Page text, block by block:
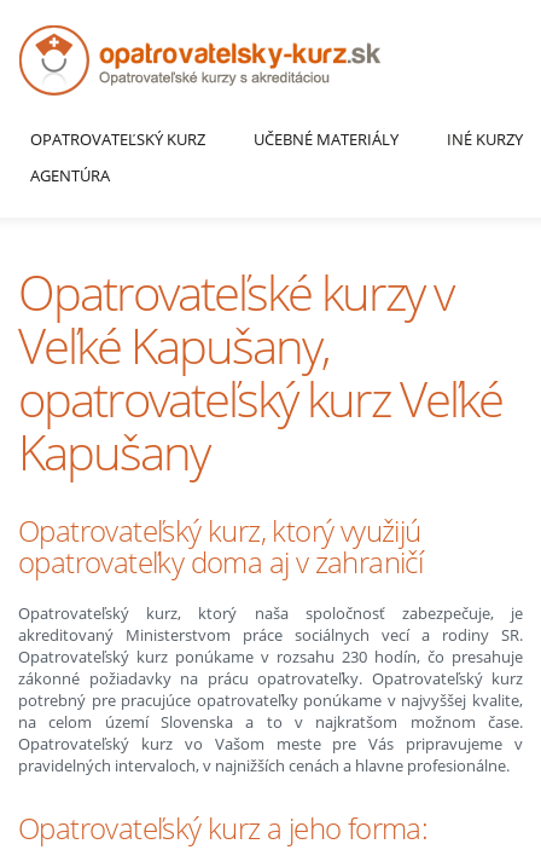
OPATROVATEĽSKÝ KURZ UČEBNÉ MATERIÁLY
INÉ KURZY
AGENTÚRA
Opatrovateľské kurzy v
Veľké Kapušany,
opatrovateľský kurz Veľké
Kapušany
Opatrovateľský kurz, ktorý využijú
opatrovateľky doma aj v zahraničí
Opatrovateľský kurz, ktorý naša spoločnosť zabezpečuje, je
akreditovaný Ministerstvom práce sociálnych vecí a rodiny SR.
Opatrovateľský kurz ponúkame v rozsahu 230 hodín, čo presahuje
zákonné požiadavky na prácu opatrovateľky. Opatrovateľský kurz
potrebný pre pracujúce opatrovateľky ponúkame v najvyššej kvalite,
na celom území Slovenska a to v najkratšom možnom čase.
Opatrovateľský kurz vo Vašom meste pre Vás pripravujeme v
pravidelných intervaloch, v najnižších cenách a hlavne profesionálne.
Opatrovateľský kurz a jeho forma: